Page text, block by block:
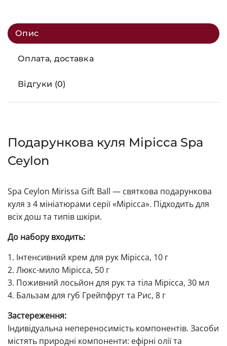
Опис
Оплата, доставка
Відгуки (0)
Подарункова куля Мірісса Spa
Ceylon
Spa Ceylon Mirissa Gift Ball — святкова подарункова
куля з 4 мініатюрами серії «Мірісса». Підходить для
всіх дош та типів шкіри.
До набору входить:
1. Інтенсивний крем для рук Мірісса, 10 г
2. Люкс-мило Мірісса, 50 г
3. Поживний лосьйон для рук та тіла Мірісса, 30 мл
4. Бальзам для губ Грейпфрут та Рис, 8 г
Застереження:
Індивідуальна непереносимість компонентів. Засоби
містять природні компоненти: ефірні олії та